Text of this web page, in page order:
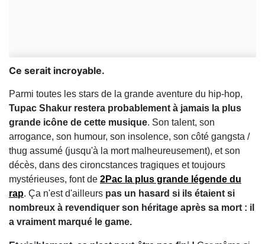
Ce serait incroyable.
Parmi toutes les stars de la grande aventure du hip-hop,
Tupac Shakur restera probablement à jamais la plus
grande icône de cette musique. Son talent, son
arrogance, son humour, son insolence, son côté gangsta /
thug assumé (jusqu'à la mort malheureusement), et son
décès, dans des cironcstances tragiques et toujours
mystérieuses, font de 2Pac la plus grande légende du
rap. Ça n'est d'ailleurs pas un hasard si ils étaient si
nombreux à revendiquer son héritage après sa mort : il
a vraiment marqué le game.